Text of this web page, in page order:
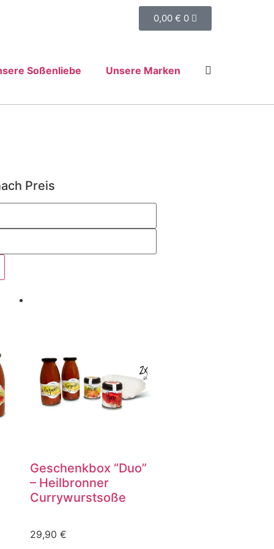
0,00 € 0
Soßenliebe Unsere Marken
Preis
Geschenkbox “Duo”
– Heilbronner
Currywurstsoße
29,90€